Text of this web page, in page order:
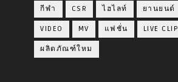
กีฬา CSR ไฮไลท์ ยานยนต์
VIDEO MV แฟชั่น LIVE CLIP
ผลิตภัณฑ์ใหม